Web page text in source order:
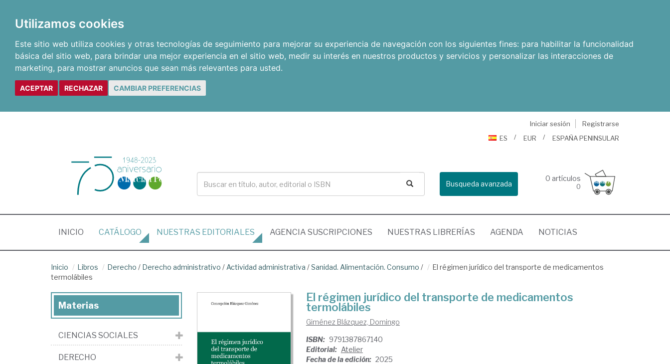
Utilizamos cookies
Este sitio web utiliza cookies y otras tecnologías de seguimiento para mejorar su experiencia de navegación con los siguientes fines: para habilitar la funcionalidad
básica del sitio web, para brindar una mejor experiencia en el sitio web, medir su interés en nuestros productos y servicios y personalizar las interacciones de
marketing, para mostrar anuncios que sean más relevantes para usted.
ACEPTAR RECHAZAR CAMBIAR PREFERENCIAS
Iniciar sesión
Registrarse
ES
EUR ESPAÑA PENINSULAR
Busqueda avanzada
0 artículos
0
INICIO (CURRENT)
CATÁLOGO NUESTRAS EDITORIALES AGENCIA SUSCRIPCIONES NUESTRAS LIBRERÍAS AGENDA NOTICIAS
Inicio Libros Derecho / Derecho administrativo / Actividad administrativa /Sanidad. Alimentación. Consumo /
El régimen jurídico del transporte de medicamentos
termolábiles
El régimen jurídico del transporte de medicamentos
termolábiles
Giménez Blázquez, Domingo
ISBN: 9791387867140
Editorial: Atelier
Fecha de la edición: 2025
Materias
CIENCIAS SOCIALES
DERECHO